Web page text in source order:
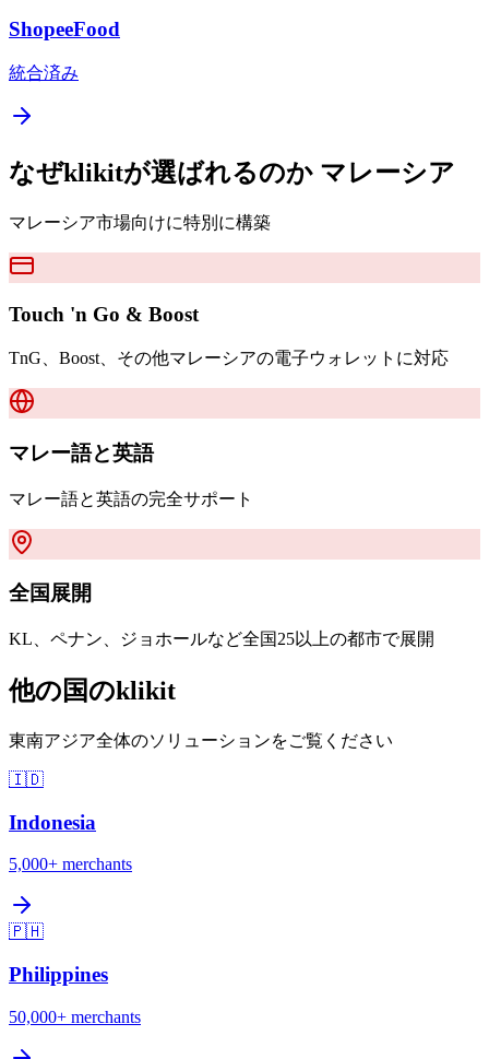
ShopeeFood
統合済み
なぜklikitが選ばれるのか マレーシア
マレーシア市場向けに特別に構築
Touch 'n Go & Boost
TnG、Boost、その他マレーシアの電子ウォレットに対応
マレー語と英語
マレー語と英語の完全サポート
全国展開
KL、ペナン、ジョホールなど全国25以上の都市で展開
他の国のklikit
東南アジア全体のソリューションをご覧ください
🇮🇩
Indonesia
5,000+ merchants
🇵🇭
Philippines
50,000+ merchants